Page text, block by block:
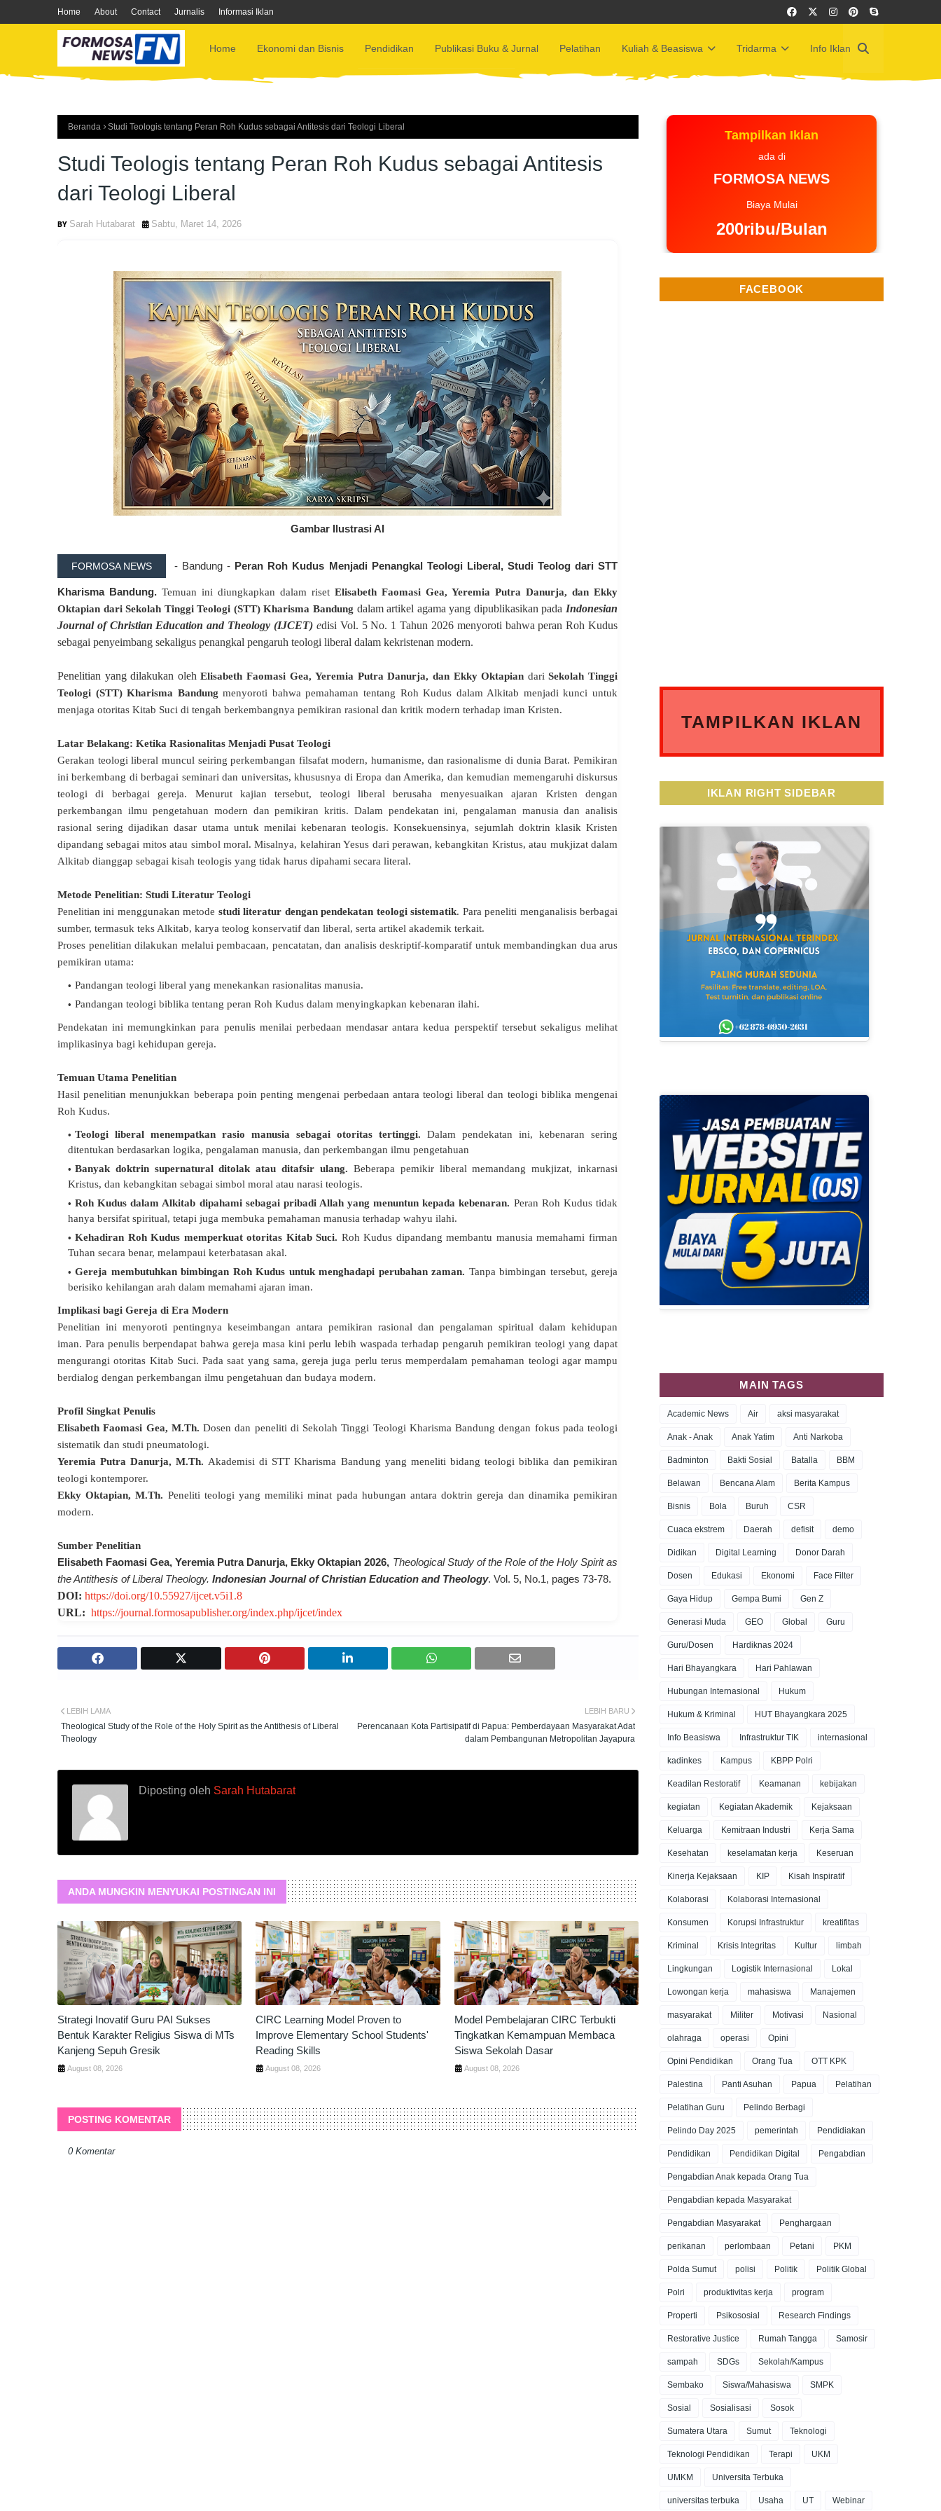
Home About Contact Jurnalis Informasi Iklan
Home Ekonomi dan Bisnis Pendidikan Publikasi Buku & Jurnal Pelatihan Kuliah & Beasiswa Tridarma Info Iklan
Beranda Studi Teologis tentang Peran Roh Kudus sebagai Antitesis dari Teologi Liberal
Studi Teologis tentang Peran Roh Kudus sebagai Antitesis
dari Teologi Liberal
Sarah Hutabarat Sabtu, Maret 14, 2026
Gambar Ilustrasi AI
FORMOSA NEWS - Bandung - Peran Roh Kudus Menjadi Penangkal Teologi Liberal, Studi Teolog dari STT
Kharisma Bandung. Temuan ini diungkapkan dalam riset Elisabeth Faomasi Gea, Yeremia Putra Danurja, dan Ekky
Oktapian dariSekolah Tinggi Teologi (STT) Kharisma Bandung dalam artikel agama yang dipublikasikan pada Indonesian
Journal of Christian Education and Theology (IJCET) edisi Vol. 5 No. 1 Tahun 2026 menyoroti bahwa peran Roh Kudus
sebagai penyeimbang sekaligus penangkal pengaruh teologi liberal dalam kekristenan modern.
Penelitian yang dilakukan olehElisabeth Faomasi Gea,Yeremia Putra Danurja, dan Ekky Oktapian dari Sekolah Tinggi
Teologi (STT) Kharisma Bandungmenyoroti bahwa pemahaman tentang Roh Kudus dalam Alkitab menjadi kunci untuk
menjaga otoritas Kitab Suci di tengah berkembangnya pemikiran rasional dan kritik modern terhadap iman Kristen.
Latar Belakang: Ketika Rasionalitas Menjadi Pusat Teologi
Gerakan teologi liberal muncul seiring perkembangan filsafat modern, humanisme, dan rasionalisme di dunia Barat. Pemikiran
ini berkembang di berbagai seminari dan universitas, khususnya di Eropa dan Amerika, dan kemudian memengaruhi diskursus
teologi di berbagai gereja. Menurut kajian tersebut, teologi liberal berusaha menyesuaikan ajaran Kristen dengan
perkembangan ilmu pengetahuan modern dan pemikiran kritis. Dalam pendekatan ini, pengalaman manusia dan analisis
rasional sering dijadikan dasar utama untuk menilai kebenaran teologis.Konsekuensinya, sejumlah doktrin klasik Kristen
dipandang sebagai mitos atau simbol moral. Misalnya, kelahiran Yesus dari perawan, kebangkitan Kristus, atau mukjizat dalam
Alkitab dianggap sebagai kisah teologis yang tidak harus dipahami secara literal.
Metode Penelitian: Studi Literatur Teologi
Penelitian ini menggunakan metode studi literatur dengan pendekatan teologi sistematik. Para peneliti menganalisis berbagai
sumber, termasuk teks Alkitab, karya teolog konservatif dan liberal, serta artikel akademik terkait.
Proses penelitian dilakukan melalui pembacaan, pencatatan, dan analisis deskriptif-komparatif untuk membandingkan dua arus
pemikiran utama:
Pandangan teologi liberal yang menekankan rasionalitas manusia.
Pandangan teologi biblika tentang peran Roh Kudus dalam menyingkapkan kebenaran ilahi.
Pendekatan ini memungkinkan para penulis menilai perbedaan mendasar antara kedua perspektif tersebut sekaligus melihat
implikasinya bagi kehidupan gereja.
Temuan Utama Penelitian
Hasil penelitian menunjukkan beberapa poin penting mengenai perbedaan antara teologi liberal dan teologi biblika mengenai
Roh Kudus.
Teologi liberal menempatkan rasio manusia sebagai otoritas tertinggi. Dalam pendekatan ini, kebenaran sering
ditentukan berdasarkan logika, pengalaman manusia, dan perkembangan ilmu pengetahuan
Banyak doktrin supernatural ditolak atau ditafsir ulang. Beberapa pemikir liberal memandang mukjizat, inkarnasi
Kristus, dan kebangkitan sebagai simbol moral atau narasi teologis.
Roh Kudus dalam Alkitab dipahami sebagai pribadi Allah yang menuntun kepada kebenaran. Peran Roh Kudus tidak
hanya bersifat spiritual, tetapi juga membuka pemahaman manusia terhadap wahyu ilahi.
Kehadiran Roh Kudus memperkuat otoritas Kitab Suci. Roh Kudus dipandang membantu manusia memahami firman
Tuhan secara benar, melampaui keterbatasan akal.
Gereja membutuhkan bimbingan Roh Kudus untuk menghadapi perubahan zaman. Tanpa bimbingan tersebut, gereja
berisiko kehilangan arah dalam memahami ajaran iman.
Implikasi bagi Gereja di Era Modern
Penelitian ini menyoroti pentingnya keseimbangan antara pemikiran rasional dan pengalaman spiritual dalam kehidupan
iman. Para penulis berpendapat bahwa gereja masa kini perlu lebih waspada terhadap pengaruh pemikiran teologi yang dapat
mengurangi otoritas Kitab Suci. Pada saat yang sama, gereja juga perlu terus memperdalam pemahaman teologi agar mampu
berdialog dengan perkembangan ilmu pengetahuan dan budaya modern.
Profil Singkat Penulis
Elisabeth Faomasi Gea, M.Th. Dosen dan peneliti di Sekolah Tinggi Teologi Kharisma Bandung dengan fokus pada teologi
sistematik dan studi pneumatologi.
Yeremia Putra Danurja, M.Th. Akademisi di STT Kharisma Bandung yang meneliti bidang teologi biblika dan pemikiran
teologi kontemporer.
Ekky Oktapian, M.Th. Peneliti teologi yang memiliki minat pada hubungan antara doktrin gereja dan dinamika pemikiran
modern.
Sumber Penelitian
Elisabeth Faomasi Gea,Yeremia Putra Danurja, Ekky Oktapian 2026, Theological Study of the Role of the Holy Spirit as
the Antithesis of Liberal Theology. Indonesian Journal of Christian Education and Theology. Vol. 5, No.1, pages 73-78.
DOI: https://doi.org/10.55927/ijcet.v5i1.8
URL: https://journal.formosapublisher.org/index.php/ijcet/index
LEBIH BARU
Perencanaan Kota Partisipatif di Papua: Pemberdayaan Masyarakat Adat
dalam Pembangunan Metropolitan Jayapura
LEBIH LAMA
Theological Study of the Role of the Holy Spirit as the Antithesis of Liberal
Theology
Diposting oleh Sarah Hutabarat
ANDA MUNGKIN MENYUKAI POSTINGAN INI
Strategi Inovatif Guru PAI Sukses
Bentuk Karakter Religius Siswa di MTs
Kanjeng Sepuh Gresik
August 08, 2026
CIRC Learning Model Proven to
Improve Elementary School Students'
Reading Skills
August 08, 2026
Model Pembelajaran CIRC Terbukti
Tingkatkan Kemampuan Membaca
Siswa Sekolah Dasar
August 08, 2026
POSTING KOMENTAR
0 Komentar
Tampilkan Iklan
ada di
FORMOSA NEWS
Biaya Mulai
200ribu/Bulan
FACEBOOK
TAMPILKAN IKLAN
IKLAN RIGHT SIDEBAR
MAIN TAGS
Academic News Air aksi masyarakat
Anak - Anak Anak Yatim Anti Narkoba
Badminton Bakti Sosial Batalla BBM
Belawan Bencana Alam Berita Kampus
Bisnis Bola Buruh CSR
Cuaca ekstrem Daerah defisit demo
Didikan Digital Learning Donor Darah
Dosen Edukasi Ekonomi Face Filter
Gaya Hidup Gempa Bumi Gen Z
Generasi Muda GEO Global Guru
Guru/Dosen Hardiknas 2024
Hari Bhayangkara Hari Pahlawan
Hubungan Internasional Hukum
Hukum & Kriminal HUT Bhayangkara 2025
Info Beasiswa Infrastruktur TIK internasional
kadinkes Kampus KBPP Polri
Keadilan Restoratif Keamanan kebijakan
kegiatan Kegiatan Akademik Kejaksaan
Keluarga Kemitraan Industri Kerja Sama
Kesehatan keselamatan kerja Keseruan
Kinerja Kejaksaan KIP Kisah Inspiratif
Kolaborasi Kolaborasi Internasional
Konsumen Korupsi Infrastruktur kreatifitas
Kriminal Krisis Integritas Kultur limbah
Lingkungan Logistik Internasional Lokal
Lowongan kerja mahasiswa Manajemen
masyarakat Militer Motivasi Nasional
olahraga operasi Opini
Opini Pendidikan Orang Tua OTT KPK
Palestina Panti Asuhan Papua Pelatihan
Pelatihan Guru Pelindo Berbagi
Pelindo Day 2025 pemerintah Pendidiakan
Pendidikan Pendidikan Digital Pengabdian
Pengabdian Anak kepada Orang Tua
Pengabdian kepada Masyarakat
Pengabdian Masyarakat Penghargaan
perikanan perlombaan Petani PKM
Polda Sumut polisi Politik Politik Global
Polri produktivitas kerja program
Properti Psikososial Research Findings
Restorative Justice Rumah Tangga Samosir
sampah SDGs Sekolah/Kampus
Sembako Siswa/Mahasiswa SMPK
Sosial Sosialisasi Sosok
Sumatera Utara Sumut Teknologi
Teknologi Pendidikan Terapi UKM
UMKM Universita Terbuka
universitas terbuka Usaha UT Webinar